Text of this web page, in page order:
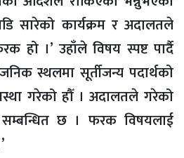
सारेको कार्यक्रम र अदालतले
।’ उहाँले विषय स्पष्ट पार्दै
स्थलमा सूर्तीजन्य पदार्थको
गरेको हौँ । अदालतले गरेको
छ । फरक विषयलाई